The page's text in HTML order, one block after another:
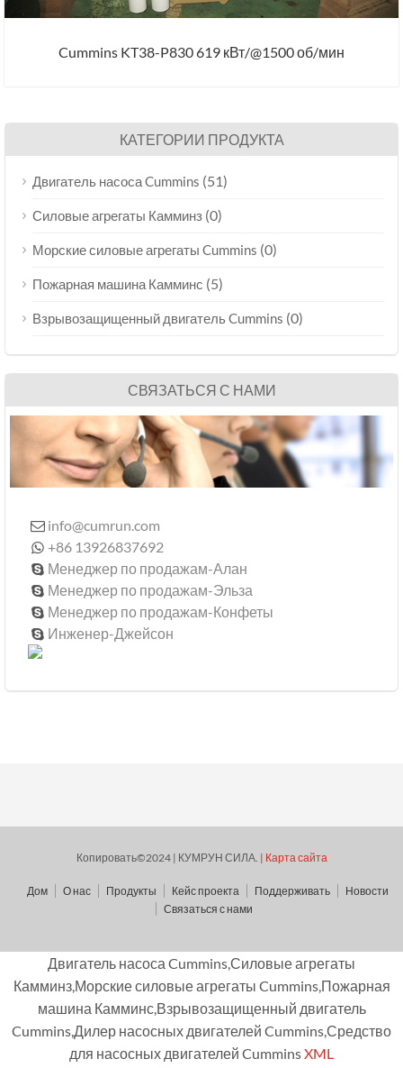
Cummins KT38-P830 619 кВт/@1500 об/мин
КАТЕГОРИИ ПРОДУКТА
Двигатель насоса Cummins (51)
Силовые агрегаты Камминз (0)
Морские силовые агрегаты Cummins (0)
Пожарная машина Камминс (5)
Взрывозащищенный двигатель Cummins (0)
СВЯЗАТЬСЯ С НАМИ
 info@cumrun.com
 +86 13926837692
 Менеджер по продажам-Алан
 Менеджер по продажам-Эльза
 Менеджер по продажам-Конфеты
 Инженер-Джейсон
Копировать©2024 | КУМРУН СИЛА. | Карта сайта
Дом О нас Продукты Кейс проекта Поддерживать
Новости
Связаться с нами
Двигатель насоса Cummins,Силовые агрегаты
Камминз,Морские силовые агрегаты Cummins,Пожарная
машина Камминс,Взрывозащищенный двигатель
Cummins,Дилер насосных двигателей Cummins,Средство
для насосных двигателей CumminsXML